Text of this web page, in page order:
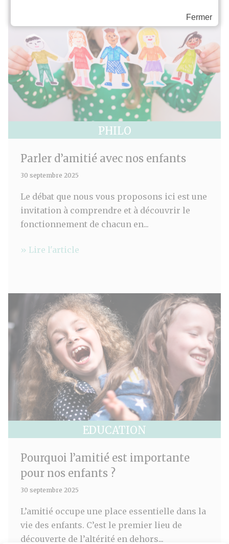
PHILO
Parler d’amitié avec nos enfants
30 septembre 2025
Le débat que nous vous proposons ici est une
invitation à comprendre et à découvrir le
fonctionnement de chacun en...
» Lire l'article
EDUCATION
Pourquoi l’amitié est importante
pour nos enfants ?
30 septembre 2025
L’amitié occupe une place essentielle dans la
vie des enfants. C’est le premier lieu de
découverte de l’altérité en dehors...
Fermer